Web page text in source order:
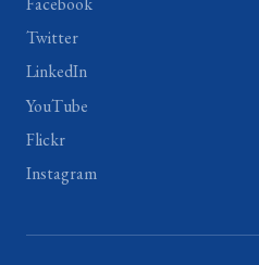
Twitter
LinkedIn
YouTube
Flickr
Instagram